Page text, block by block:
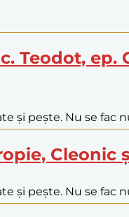
Teodot, ep.
și pește. Nu se fac
Cleonic
și pește. Nu se fac